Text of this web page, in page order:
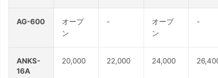
AG-600
オープ
ン
-
オープ
ン
-
ANKS-
16A
20,000 22,000 24,000